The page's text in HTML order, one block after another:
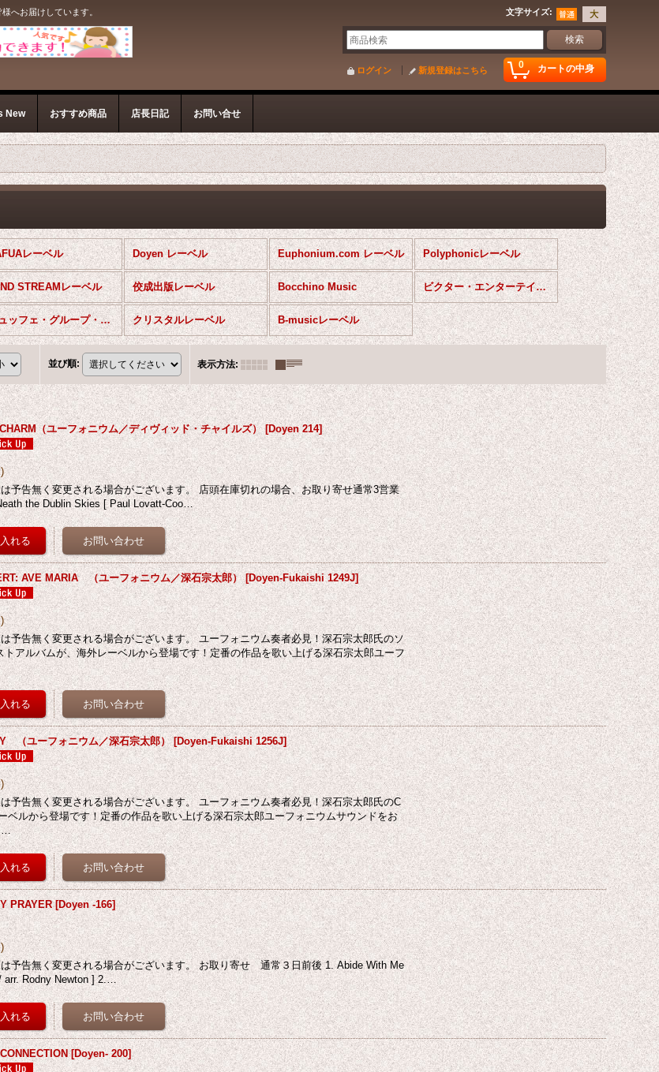
へお届けしています。 文字サイズ:
0 カートの中身
ログイン 新規登録はこちら
New おすすめ商品 店長日記 お問い合せ
レーベル Doyen レーベル Euphonium.com レーベル Polyphonicレーベル
STREAMレーベル 佼成出版レーベル Bocchino Music ビクター・エンターテイメント
ビュッフェ・グループ・ジャパン クリスタルレーベル B-musicレーベル
並び順: 表示方法:
（ユーフォニウム／ディヴィッド・チャイルズ） [Doyen 214]
)
予告無く変更される場合がございます。 店頭在庫切れの場合、お取り寄せ通常3営業
the Dublin Skies [ Paul Lovatt-Coo…
AVE MARIA （ユーフォニウム／深石宗太郎） [Doyen-Fukaishi 1249J]
)
予告無く変更される場合がございます。 ユーフォニウム奏者必見！深石宗太郎氏のソ
トアルバムが、海外レーベルから登場です！定番の作品を歌い上げる深石宗太郎ユーフ
（ユーフォニウム／深石宗太郎） [Doyen-Fukaishi 1256J]
)
予告無く変更される場合がございます。 ユーフォニウム奏者必見！深石宗太郎氏のC
ベルから登場です！定番の作品を歌い上げる深石宗太郎ユーフォニウムサウンドをお
…
PRAYER [Doyen -166]
)
予告無く変更される場合がございます。 お取り寄せ 通常３日前後 1. Abide With Me
arr. Rodny Newton ] 2.…
[Doyen- 200]